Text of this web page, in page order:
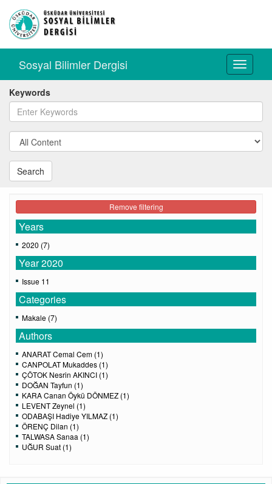
Toggle
Sosyal Bilimler Dergisi
Keywords
Search
Remove filtering
Years
2020 (7)
Year 2020
Issue 11
Categories
Makale (7)
Authors
ANARAT Cemal Cem (1)
CANPOLAT Mukaddes (1)
ÇÖTOK Nesrin AKINCI (1)
DOĞAN Tayfun (1)
KARA Canan Öykü DÖNMEZ (1)
LEVENT Zeynel (1)
ODABAŞI Hadiye YILMAZ (1)
ÖRENÇ Dilan (1)
TALWASA Sanaa (1)
UĞUR Suat (1)